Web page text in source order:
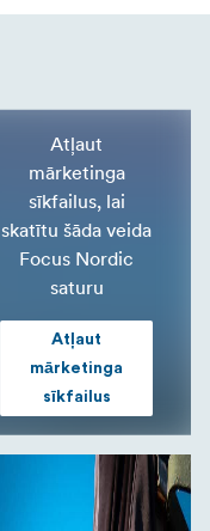
Atļaut
mārketinga
sīkfailus, lai
skatītu šāda veida
Focus Nordic
saturu
Atļaut
mārketinga
sīkfailus